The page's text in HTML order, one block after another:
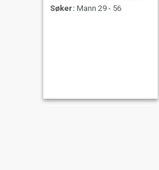
Søker: Mann 29 - 56